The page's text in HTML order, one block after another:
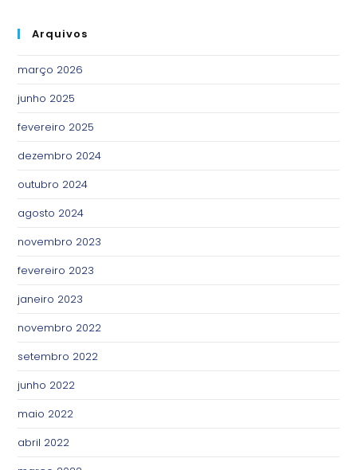
Arquivos
março 2026
junho 2025
fevereiro 2025
dezembro 2024
outubro 2024
agosto 2024
novembro 2023
fevereiro 2023
janeiro 2023
novembro 2022
setembro 2022
junho 2022
maio 2022
abril 2022